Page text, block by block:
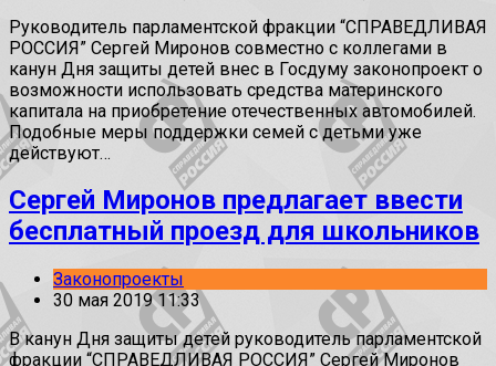
Руководитель парламентской фракции “СПРАВЕДЛИВАЯ
РОССИЯ” Сергей Миронов совместно с коллегами в
канун Дня защиты детей внес в Госдуму законопроект о
возможности использовать средства материнского
капитала на приобретение отечественных автомобилей.
Подобные меры поддержки семей с детьми уже
действуют…
Сергей Миронов предлагает ввести
бесплатный проезд для школьников
Законопроекты
30 мая 2019 11:33
В канун Дня защиты детей руководитель парламентской
фракции “СПРАВЕДЛИВАЯ РОССИЯ” Сергей Миронов